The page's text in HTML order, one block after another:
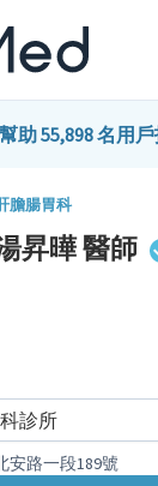
所助 55,898 名用
膽腸胃科
昇曄醫師
安路一段189號